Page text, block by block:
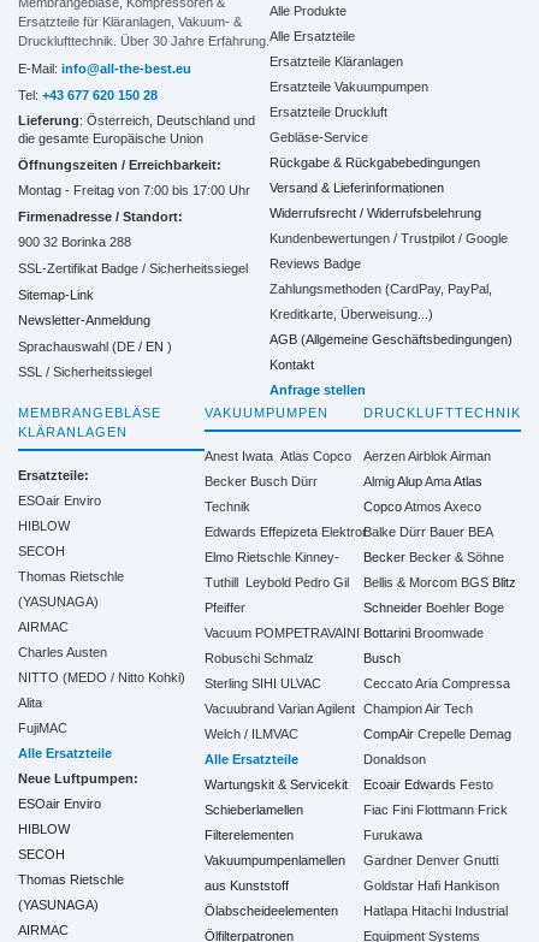
Ersatzteile für Kläranlagen, Vakuum- &
Drucklufttechnik. Über 30 Jahre Erfahrung.
E-Mail: info@all-the-best.eu
Tel: +43 677 620 150 28
Lieferung: Österreich, Deutschland und
die gesamte Europäische Union
Öffnungszeiten / Erreichbarkeit:
Montag - Freitag von 7:00 bis 17:00 Uhr
Firmenadresse / Standort:
900 32 Borinka 288
SSL-Zertifikat Badge / Sicherheitssiegel
Sitemap-Link
Newsletter-Anmeldung
Sprachauswahl (DE / EN )
SSL / Sicherheitssiegel
Alle Produkte
Alle Ersatzteile
Ersatzteile Kläranlagen
Ersatzteile Vakuumpumpen
Ersatzteile Druckluft
Gebläse-Service
Rückgabe & Rückgabebedingungen
Versand & Lieferinformationen
Widerrufsrecht / Widerrufsbelehrung
Kundenbewertungen / Trustpilot / Google
Reviews Badge
Zahlungsmethoden (CardPay, PayPal,
Kreditkarte, Überweisung...)
AGB (Allgemeine Geschäftsbedingungen)
Kontakt
Anfrage stellen
MEMBRANGEBLÄSE
KLÄRANLAGEN
Ersatzteile:
ESOair Enviro
HIBLOW
SECOH
Thomas Rietschle
(YASUNAGA)
AIRMAC
Charles Austen
NITTO (MEDO / Nitto Kohki)
Alita
FujiMAC
Alle Ersatzteile
Neue Luftpumpen:
ESOair Enviro
HIBLOW
SECOH
Thomas Rietschle
(YASUNAGA)
AIRMAC
VAKUUMPUMPEN
Anest Iwata Atlas Copco
Becker Busch Dürr
Technik
Edwards Effepizeta Elektror
Elmo Rietschle Kinney-
Tuthill Leybold Pedro Gil
Pfeiffer
Vacuum POMPETRAVAINI
Robuschi Schmalz
Sterling SIHI ULVAC
Vacuubrand Varian Agilent
Welch / ILMVAC
Alle Ersatzteile
Wartungskit & Servicekit
Schieberlamellen
Filterelementen
Vakuumpumpenlamellen
aus Kunststoff
Ölabscheideelementen
Ölfilterpatronen
DRUCKLUFTTECHNIK
AerzenAirblok Airman
Almig Alup Ama Atlas
Copco Atmos Axeco
Balke Dürr Bauer BEA
Becker Becker & Söhne
Bellis & Morcom BGS Blitz
Schneider Boehler Boge
Bottarini Broomwade
Busch
Ceccato Aria Compressa
Champion Air Tech
CompAir Crepelle Demag
Donaldson
Ecoair Edwards Festo
Fiac Fini Flottmann Frick
Furukawa
Gardner Denver Gnutti
Goldstar Hafi Hankison
Hatlapa Hitachi Industrial
Equipment Systems